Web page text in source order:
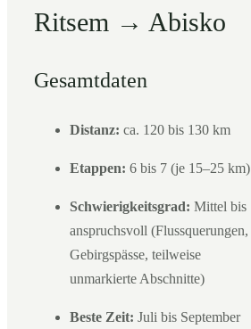
Ritsem → Abisko
Gesamtdaten
Distanz: ca. 120 bis 130 km
Etappen: 6 bis 7 (je 15–25 km)
Schwierigkeitsgrad: Mittel bis
anspruchsvoll (Flussquerungen,
Gebirgspässe, teilweise
unmarkierte Abschnitte)
Beste Zeit: Juli bis September